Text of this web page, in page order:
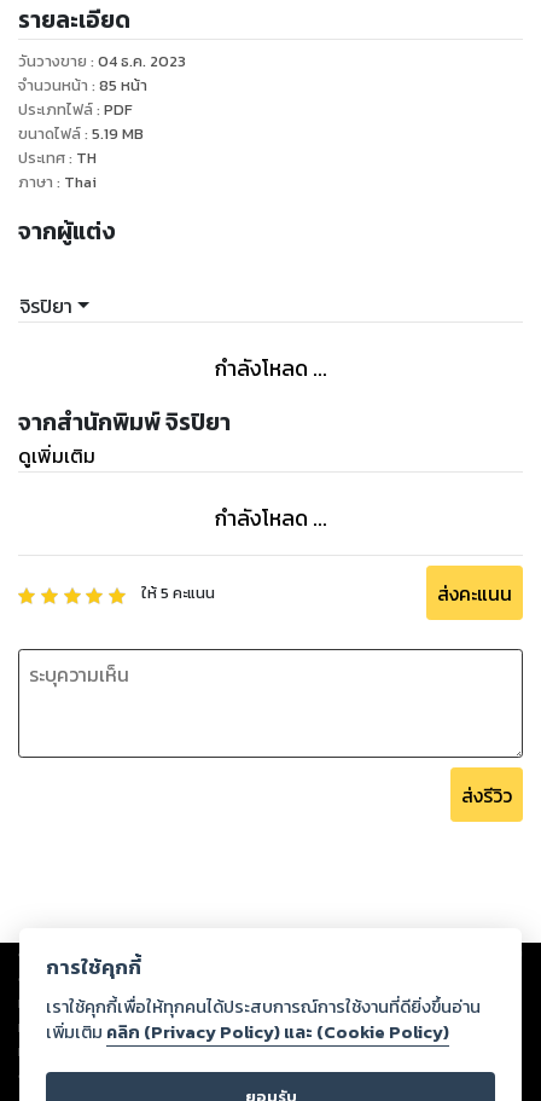
เธอจะไม่หนีอีกต่อไป ครั้งนี้เธอจะทำให้เขาได้รับผลกรรมที่ก่อไว้
อย่างสาสม!
ขณะที่กำลังต่อสู้กับคนในอดีต เธอกลับถูกใครบางคนใช้อดีตมา
ตัดสินเธอ
พชิราได้เจอกับ ‘ธีทัต’ ที่ตั้งตนเป็น ‘เจ้ากรรมนายเวร’ ของเธอ
เธอมั่นใจว่าไม่เคยรู้จัก ไม่เคยก่อเวรกรรมใดๆ กับเขา รู้แค่เขาเป็น
คนเช่นไรกันแน่
จึงเอาตัวเข้ามาป่วนในชีวิตเธอ ขณะที่พชิราพยายามหลีกเลี่ยงเขา
แต่แล้วเธอก็เริ่มหันมาสนใจเขา...เมื่อพบว่าเขาอาจเป็นหมากตัว
หนึ่งในเกมแก้แค้นของเธอ!
เกมนี้ ใครจะแพ้ ใครจะชนะ หรือสุดท้ายแล้วจะต้องยอมแพ้หัวใจตัว
เอง
รายละเอียด
วันวางขาย : 04 ธ.ค. 2023
จำนวนหน้า : 85 หน้า
ประเภทไฟล์: PDF
ขนาดไฟล์: 5.19 MB
ประเทศ: TH
ภาษา : Thai
จากผู้แต่ง
จิรปิยา
กำลังโหลด ...
จากสำนักพิมพ์ จิรปิยา
ดูเพิ่มเติม
กำลังโหลด ...
ให้5 คะแนน ส่งคะแนน
ส่งรีวิว
Copyright © 2026
ต่อผลงานหรือเนื้อหาใดที่อัปโหลดผ่านเว็บไซต์และปรากฏว่าละเมิดสิทธิใน
ทรัพย์สินทางปัญญาของบุคคลอื่นหรือขัดต่อกฎหมายและศีลธรรม ดังนั้น ผู้อ่าน
ทุกท่านโปรดใช้วิจารณญาณในการกลั่นกรองด้วยตนเอง และหากท่านพบว่าส่วน
หนึ่งส่วนใดขัดต่อกฎหมายและศีลธรรม กรุณาแจ้งมายังบริษัท เพื่อทีมงานจะได้
ดำเนินการในทันที ทั้งนี้ ทางสตอรี่ล็อกขอสงวนลิขสิทธิ์ตามพระราชบัญญัติ
การใช้คุกกี้
เราใช้คุกกี้เพื่อให้ทุกคนได้ประสบการณ์การใช้งานที่ดียิ่งขึ้นอ่าน
เพิ่มเติม คลิก (Privacy Policy) และ (Cookie Policy)